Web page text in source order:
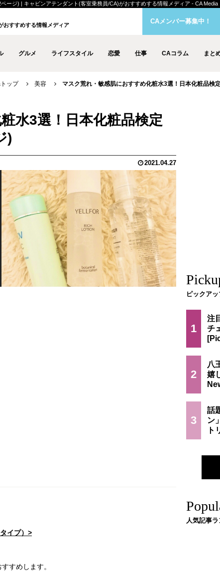
ージ) | キャビンアテンダント(客室乗務員/CA)がおすすめする情報メディア - CA Media
おすすめする情報メディア
グルメ ライフスタイル 恋愛 仕事 CAコラム まと
CAメンバー募集中！
ップ 美容 マスク荒れ・敏感肌におすすめ化粧水3選！日本化粧品検
水3選！日本化粧品検定
)
2021.04.27
イプ） >
すめします。
ピックア
1
注
チ
2
八
嬉
3
話
ン
ト
人気記事